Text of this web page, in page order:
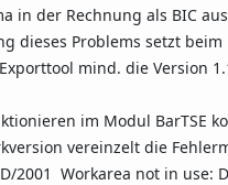
in der Rechnung als BIC
dieses Problems setzt beim
mind. die Version
im Modul BarTSE
vereinzelt die
2001 Workarea not in use: